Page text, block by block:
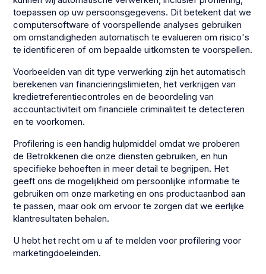
toepassen op uw persoonsgegevens. Dit betekent dat we
computersoftware of voorspellende analyses gebruiken
om omstandigheden automatisch te evalueren om risico's
te identificeren of om bepaalde uitkomsten te voorspellen.
Voorbeelden van dit type verwerking zijn het automatisch
berekenen van financieringslimieten, het verkrijgen van
kredietreferentiecontroles en de beoordeling van
accountactiviteit om financiële criminaliteit te detecteren
en te voorkomen.
Profilering is een handig hulpmiddel omdat we proberen
de Betrokkenen die onze diensten gebruiken, en hun
specifieke behoeften in meer detail te begrijpen. Het
geeft ons de mogelijkheid om persoonlijke informatie te
gebruiken om onze marketing en ons productaanbod aan
te passen, maar ook om ervoor te zorgen dat we eerlijke
klantresultaten behalen.
U hebt het recht om u af te melden voor profilering voor
marketingdoeleinden.